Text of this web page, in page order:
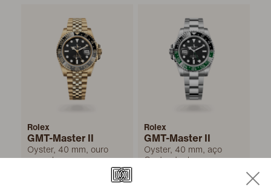
Rolex
GMT-Master II
Oyster, 40 mm, ouro
amarelo
Rolex
GMT-Master II
Oyster, 40 mm, aço
Oystersteel